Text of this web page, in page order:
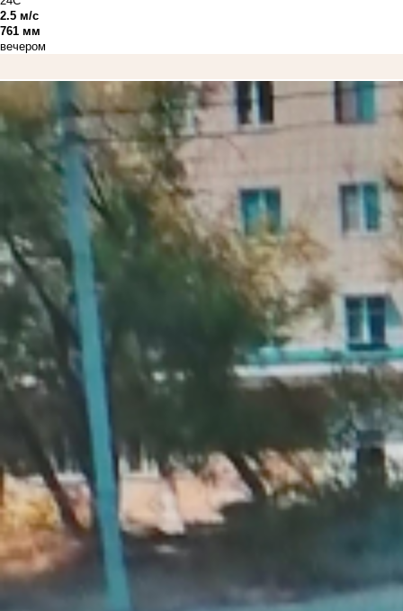
2.5 м/с
761 мм
вечером